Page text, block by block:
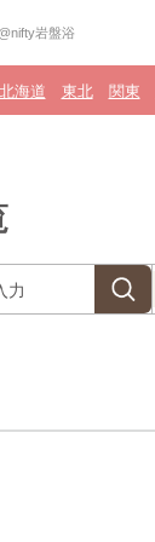
岩盤浴
北海道 東北 関東